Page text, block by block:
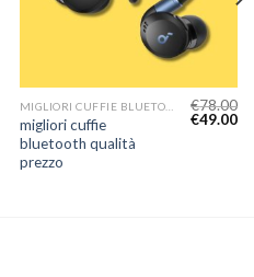
migliori cuffie
bluetooth qualità
prezzo
€78.00
€49.00